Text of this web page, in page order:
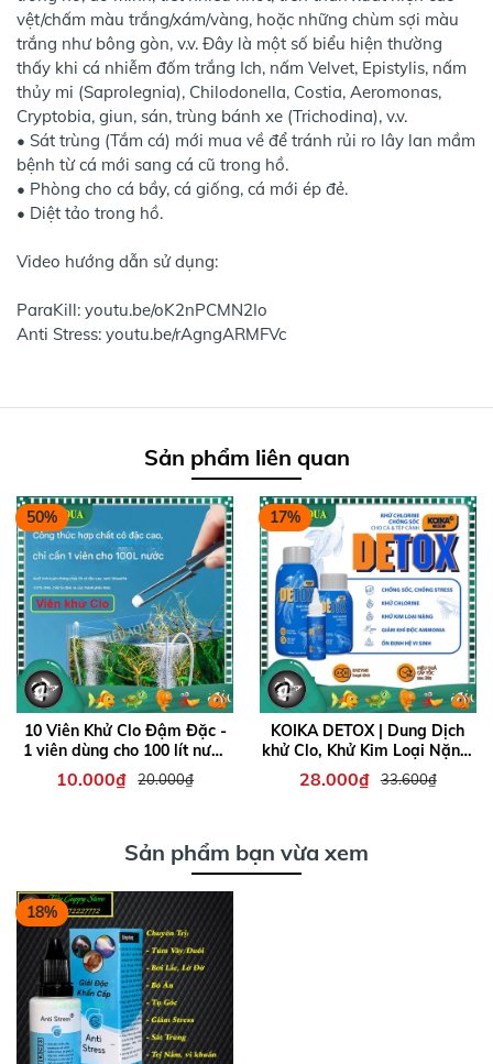
vệt/chấm màu trắng/xám/vàng, hoặc những chùm sợi màu
trắng như bông gòn, v.v. Đây là một số biểu hiện thường
thấy khi cá nhiễm đốm trắng Ich, nấm Velvet, Epistylis, nấm
thủy mi (Saprolegnia), Chilodonella, Costia, Aeromonas,
Cryptobia, giun, sán, trùng bánh xe (Trichodina), v.v.
• Sát trùng (Tắm cá) mới mua về để tránh rủi ro lây lan mầm
bệnh từ cá mới sang cá cũ trong hồ.
• Phòng cho cá bầy, cá giống, cá mới ép đẻ.
• Diệt tảo trong hồ.
Video hướng dẫn sử dụng:
ParaKill: youtu.be/oK2nPCMN2Io
Anti Stress: youtu.be/rAgngARMFVc
Sản phẩm liên quan
50%
10 Viên Khử Clo Đậm Đặc -
1 viên dùng cho 100 lít nước
- Khử clo, ổn định nước
10.000₫ 20.000₫
17%
KOIKA DETOX | Dung Dịch
khử Clo, Khử Kim Loại Nặng,
Giảm Stress, Chống Sốc
Chuyên Cho Cá Tép cảnh
28.000₫ 33.600₫
Sản phẩm bạn vừa xem
18%